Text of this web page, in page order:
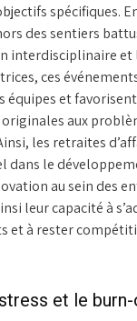
spécifiques.
des sentiers
interdisciplinaire et
ces
équipes et
aux
les retraites
dans le
au sein des
leur capacité à
et à rester
et le burn-